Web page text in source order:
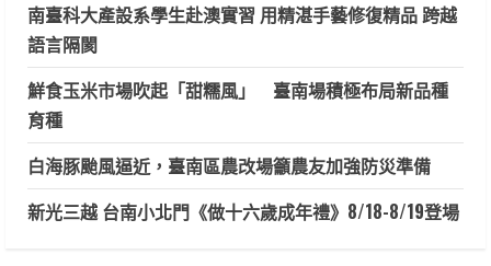
南臺科大產設系學生赴澳實習 用精湛手藝修復精品 跨越
語言隔閡
鮮食玉米市場吹起「甜糯風」 臺南場積極布局新品種
育種
白海豚颱風逼近，臺南區農改場籲農友加強防災準備
新光三越 台南小北門《做十六歲成年禮》8/18-8/19登場